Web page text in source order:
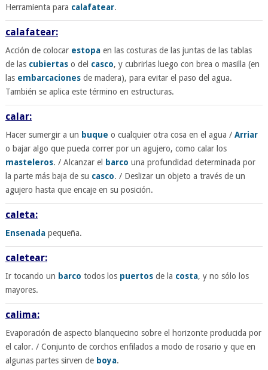
Herramienta para calafatear.
calafatear:
Acción de colocar estopaen las costuras de las juntas de las tablas
de las cubiertaso del casco, y cubrirlas luego con brea o masilla (en
las embarcacionesde madera), para evitar el paso del agua.
También se aplica este término en estructuras.
calar:
Hacer sumergir a un buque o cualquier otra cosa en el agua / Arriar
o bajar algo que pueda correr por un agujero, como calar los
masteleros. / Alcanzar el barco una profundidad determinada por
la parte más baja de su casco. / Deslizar un objeto a través de un
agujero hasta que encaje en su posición.
caleta:
Ensenadapequeña.
caletear:
Ir tocando un barco todos los puertosde la costa, y no sólo los
mayores.
calima:
Evaporación de aspecto blanquecino sobre el horizonte producida por
el calor. / Conjunto de corchos enfilados a modo de rosario y que en
algunas partes sirven de boya.